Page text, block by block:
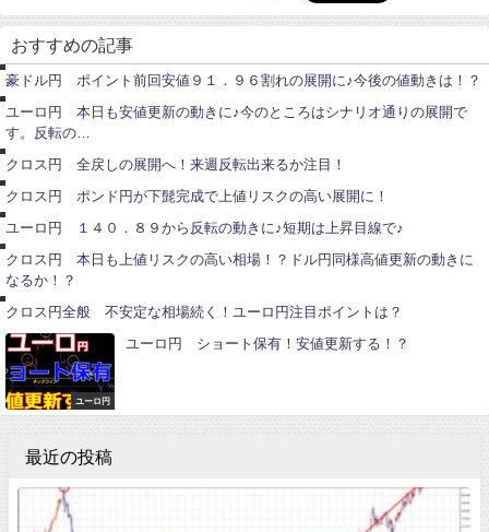
おすすめの記事
豪ドル円 ポイント前回安値９１．９６割れの展開に♪今後の値動きは！？
ユーロ円 本日も安値更新の動きに♪今のところはシナリオ通りの展開で
す。反転の…
クロス円 全戻しの展開へ！来週反転出来るか注目！
クロス円 ポンド円が下髭完成で上値リスクの高い展開に！
ユーロ円 １４０．８９から反転の動きに♪短期は上昇目線で♪
クロス円 本日も上値リスクの高い相場！？ドル円同様高値更新の動きに
なるか！？
クロス円全般 不安定な相場続く！ユーロ円注目ポイントは？
ユーロ円
ユーロ円 ショート保有！安値更新する！？
最近の投稿